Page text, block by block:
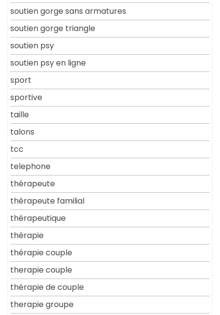
soutien gorge sans armatures
soutien gorge triangle
soutien psy
soutien psy en ligne
sport
sportive
taille
talons
tcc
telephone
thérapeute
thérapeute familial
thérapeutique
thérapie
thérapie couple
therapie couple
thérapie de couple
therapie groupe